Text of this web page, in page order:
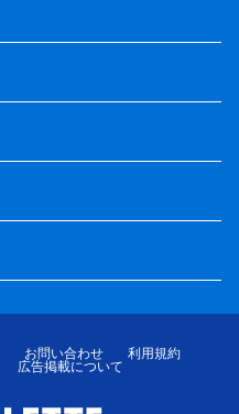
お問い合わせ
利用規約
広告掲載について